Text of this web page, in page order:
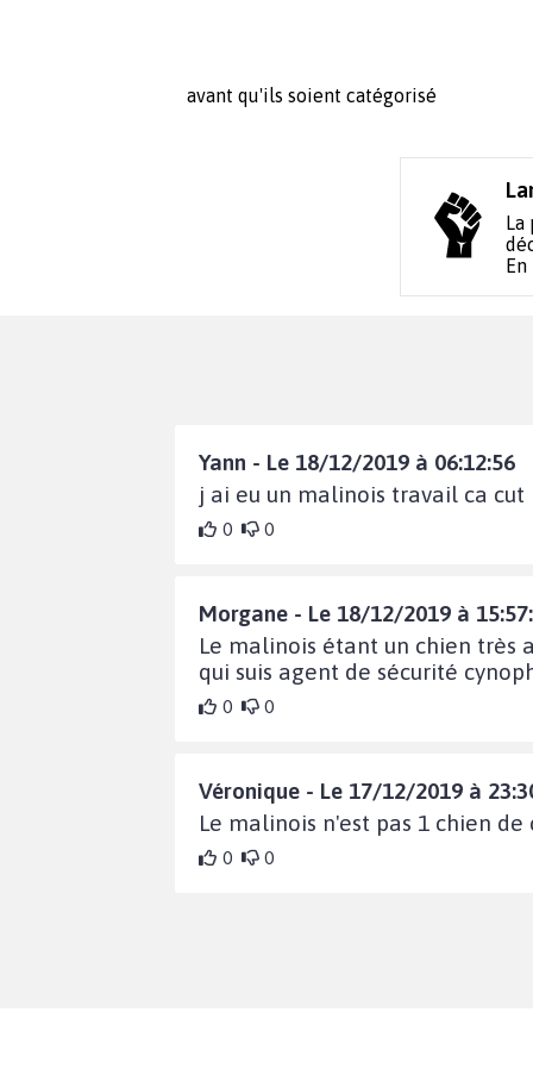
avant qu'ils soient catégorisé
Yann - Le 18/12/2019 à 06:12:56
j ai eu un malinois travail ca cut
0 0
Morgane - Le 18/12/2019 à
Le malinois étant un chien très
qui suis agent de sécurité
0 0
Véronique - Le 17/12/2019 à
Le malinois n'est pas 1 chien
0 0